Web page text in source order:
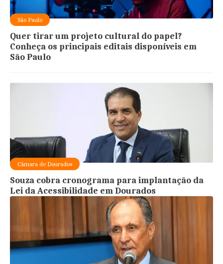
São Paulo
Quer tirar um projeto cultural do papel?
Conheça os principais editais disponíveis em
São Paulo
Câmara de Dourados
Souza cobra cronograma para implantação da
Lei da Acessibilidade em Dourados